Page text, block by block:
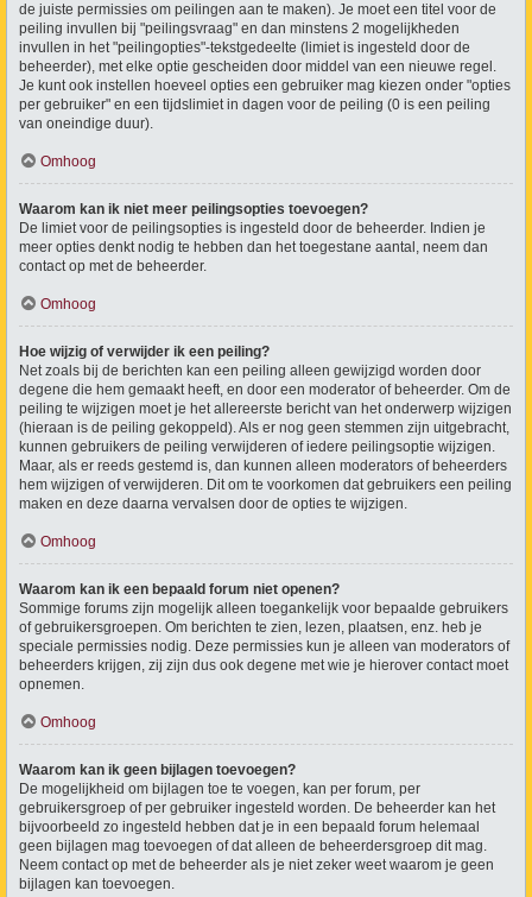
de juiste permissies om peilingen aan te maken). Je moet een titel voor de
peiling invullen bij "peilingsvraag" en dan minstens 2 mogelijkheden
invullen in het "peilingopties"-tekstgedeelte (limiet is ingesteld door de
beheerder), met elke optie gescheiden door middel van een nieuwe regel.
Je kunt ook instellen hoeveel opties een gebruiker mag kiezen onder "opties
per gebruiker" en een tijdslimiet in dagen voor de peiling (0 is een peiling
van oneindige duur).
Omhoog
Waarom kan ik niet meer peilingsopties toevoegen?
De limiet voor de peilingsopties is ingesteld door de beheerder. Indien je
meer opties denkt nodig te hebben dan het toegestane aantal, neem dan
contact op met de beheerder.
Omhoog
Hoe wijzig of verwijder ik een peiling?
Net zoals bij de berichten kan een peiling alleen gewijzigd worden door
degene die hem gemaakt heeft, en door een moderator of beheerder. Om de
peiling te wijzigen moet je het allereerste bericht van het onderwerp wijzigen
(hieraan is de peiling gekoppeld). Als er nog geen stemmen zijn uitgebracht,
kunnen gebruikers de peiling verwijderen of iedere peilingsoptie wijzigen.
Maar, als er reeds gestemd is, dan kunnen alleen moderators of beheerders
hem wijzigen of verwijderen. Dit om te voorkomen dat gebruikers een peiling
maken en deze daarna vervalsen door de opties te wijzigen.
Omhoog
Waarom kan ik een bepaald forum niet openen?
Sommige forums zijn mogelijk alleen toegankelijk voor bepaalde gebruikers
of gebruikersgroepen. Om berichten te zien, lezen, plaatsen, enz. heb je
speciale permissies nodig. Deze permissies kun je alleen van moderators of
beheerders krijgen, zij zijn dus ook degene met wie je hierover contact moet
opnemen.
Omhoog
Waarom kan ik geen bijlagen toevoegen?
De mogelijkheid om bijlagen toe te voegen, kan per forum, per
gebruikersgroep of per gebruiker ingesteld worden. De beheerder kan het
bijvoorbeeld zo ingesteld hebben dat je in een bepaald forum helemaal
geen bijlagen mag toevoegen of dat alleen de beheerdersgroep dit mag.
Neem contact op met de beheerder als je niet zeker weet waarom je geen
bijlagen kan toevoegen.